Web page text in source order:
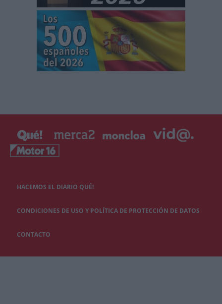
HACEMOS EL DIARIO QUÉ!
CONDICIONES DE USO Y POLÍTICA DE PROTECCIÓN DE DATOS
CONTACTO